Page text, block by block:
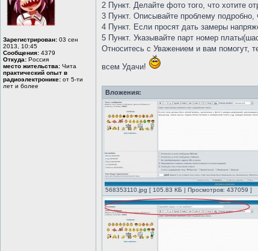
Зарегистрирован: 03 сен
2013, 10:45
Сообщения: 4379
Откуда: Россия
место жительства: Чита
практический опыт в
радиоэлектронике: от 5-ти
лет и более
2 Пункт. Делайте фото того, что хотите
3 Пункт. Описывайте проблему
4 Пункт. Если просят дать замеры
5 Пункт. Указывайте парт номер
Относитесь с Уважением и вам помогут,
всем Удачи!
Вложения:
568353110.jpg [ 105.83 КБ | Просмотров: 437059 ]